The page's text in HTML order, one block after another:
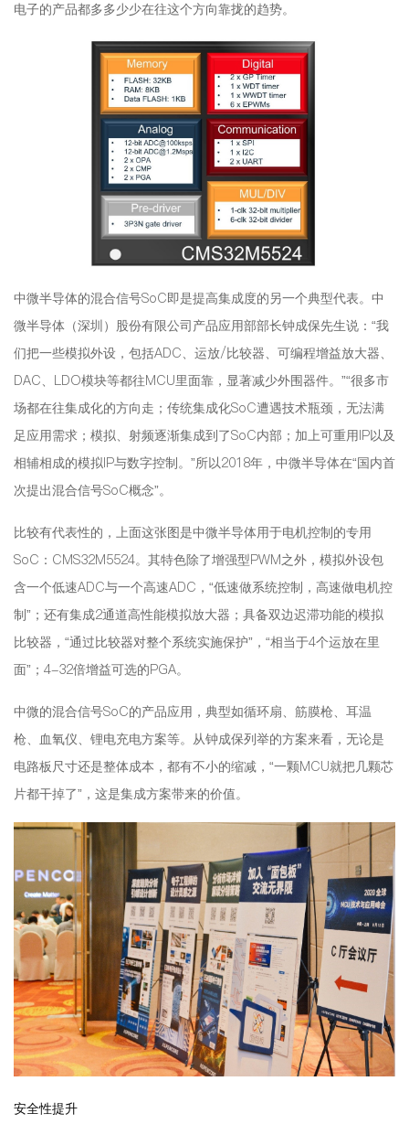
电子的产品都多多少少在往这个方向靠拢的趋势。
中微半导体的混合信号SoC即是提高集成度的另一个典型代表。中
微半导体（深圳）股份有限公司产品应用部部长钟成保先生说：“我
们把一些模拟外设，包括ADC、运放/比较器、可编程增益放大器、
DAC、LDO模块等都往MCU里面靠，显著减少外围器件。”“很多市
场都在往集成化的方向走；传统集成化SoC遭遇技术瓶颈，无法满
足应用需求；模拟、射频逐渐集成到了SoC内部；加上可重用IP以及
相辅相成的模拟IP与数字控制。”所以2018年，中微半导体在“国内首
次提出混合信号SoC概念”。
比较有代表性的，上面这张图是中微半导体用于电机控制的专用
SoC：CMS32M5524。其特色除了增强型PWM之外，模拟外设包
含一个低速ADC与一个高速ADC，“低速做系统控制，高速做电机控
制”；还有集成2通道高性能模拟放大器；具备双边迟滞功能的模拟
比较器，“通过比较器对整个系统实施保护”，“相当于4个运放在里
面”；4-32倍增益可选的PGA。
中微的混合信号SoC的产品应用，典型如循环扇、筋膜枪、耳温
枪、血氧仪、锂电充电方案等。从钟成保列举的方案来看，无论是
电路板尺寸还是整体成本，都有不小的缩减，“一颗MCU就把几颗芯
片都干掉了”，这是集成方案带来的价值。
安全性提升